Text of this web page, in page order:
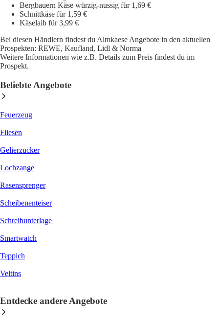
Bergbauern Käse würzig-nussig für 1,69 €
Schnittkäse für 1,59 €
Käselaib für 3,99 €
Bei diesen Händlern findest du Almkaese Angebote in den aktuellen
Prospekten: REWE, Kaufland, Lidl & Norma
Weitere Informationen wie z.B. Details zum Preis findest du im
Prospekt.
Beliebte Angebote
Feuerzeug
Fliesen
Gelierzucker
Lochzange
Rasensprenger
Scheibenenteiser
Schreibunterlage
Smartwatch
Teppich
Veltins
Entdecke andere Angebote